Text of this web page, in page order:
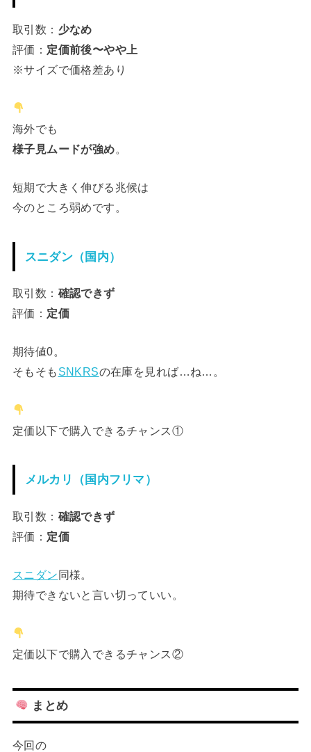
取引数： 少なめ
評価： 定価前後〜やや上
※サイズで価格差あり
海外でも
様子見ムードが強め
短期で大きく伸びる兆候は
今のところ弱めです。
スニダン（国内）
取引数： 確認できず
評価： 定価
期待値0。
そもそも SNKRSの在庫を見れば…ね…。
定価以下で購入できるチャンス①
メルカリ（国内フリマ）
取引数： 確認できず
評価： 定価
スニダン 同様。
期待できないと言い切っていい。
定価以下で購入できるチャンス②
まとめ
今回の